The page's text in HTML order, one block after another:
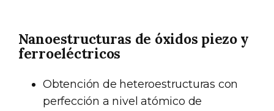
Nanoestructuras de óxidos piezo y
ferroeléctricos
Obtención de heteroestructuras con
perfección a nivel atómico de